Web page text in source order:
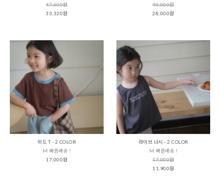
47,600원
33,320원
40,000원
28,000원
위드 T - 2 COLOR
M 빠른배송 !
17,000원
라이브 나시 - 2 COLOR
M 빠른배송 !
17,000원
11,900원